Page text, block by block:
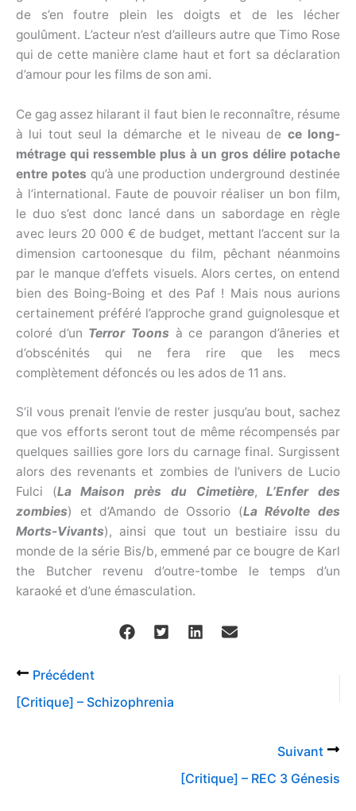
de s’en foutre plein les doigts et de les lécher
goulûment. L’acteur n’est d’ailleurs autre que Timo Rose
qui de cette manière clame haut et fort sa déclaration
d’amour pour les films de son ami.
Ce gag assez hilarant il faut bien le reconnaître, résume
à lui tout seul la démarche et le niveau de ce long-
métrage qui ressemble plus à un gros délire potache
entre potes qu’à une production underground destinée
à l’international. Faute de pouvoir réaliser un bon film,
le duo s’est donc lancé dans un sabordage en règle
avec leurs 20 000 € de budget, mettant l’accent sur la
dimension cartoonesque du film, pêchant néanmoins
par le manque d’effets visuels. Alors certes, on entend
bien des Boing-Boing et des Paf ! Mais nous aurions
certainement préféré l’approche grand guignolesque et
coloré d’un Terror Toons à ce parangon d’âneries et
d’obscénités qui ne fera rire que les mecs
complètement défoncés ou les ados de 11 ans.
S’il vous prenait l’envie de rester jusqu’au bout, sachez
que vos efforts seront tout de même récompensés par
quelques saillies gore lors du carnage final. Surgissent
alors des revenants et zombies de l’univers de Lucio
Fulci (La Maison près du Cimetière,L’Enfer des
zombies) et d’Amando de Ossorio (La Révolte des
Morts-Vivants), ainsi que tout un bestiaire issu du
monde de la série Bis/b, emmené par ce bougre de Karl
the Butcher revenu d’outre-tombe le temps d’un
karaoké et d’une émasculation.
Précédent
[Critique] – Schizophrenia
Suivant
[Critique] – REC 3 Génesis